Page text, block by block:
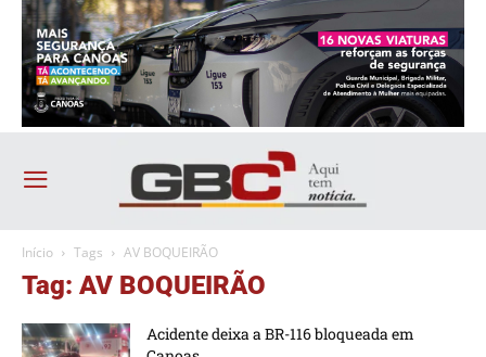
Início Tags AV BOQUEIRÃO
Tag: AV BOQUEIRÃO
Acidente deixa a BR-116 bloqueada em